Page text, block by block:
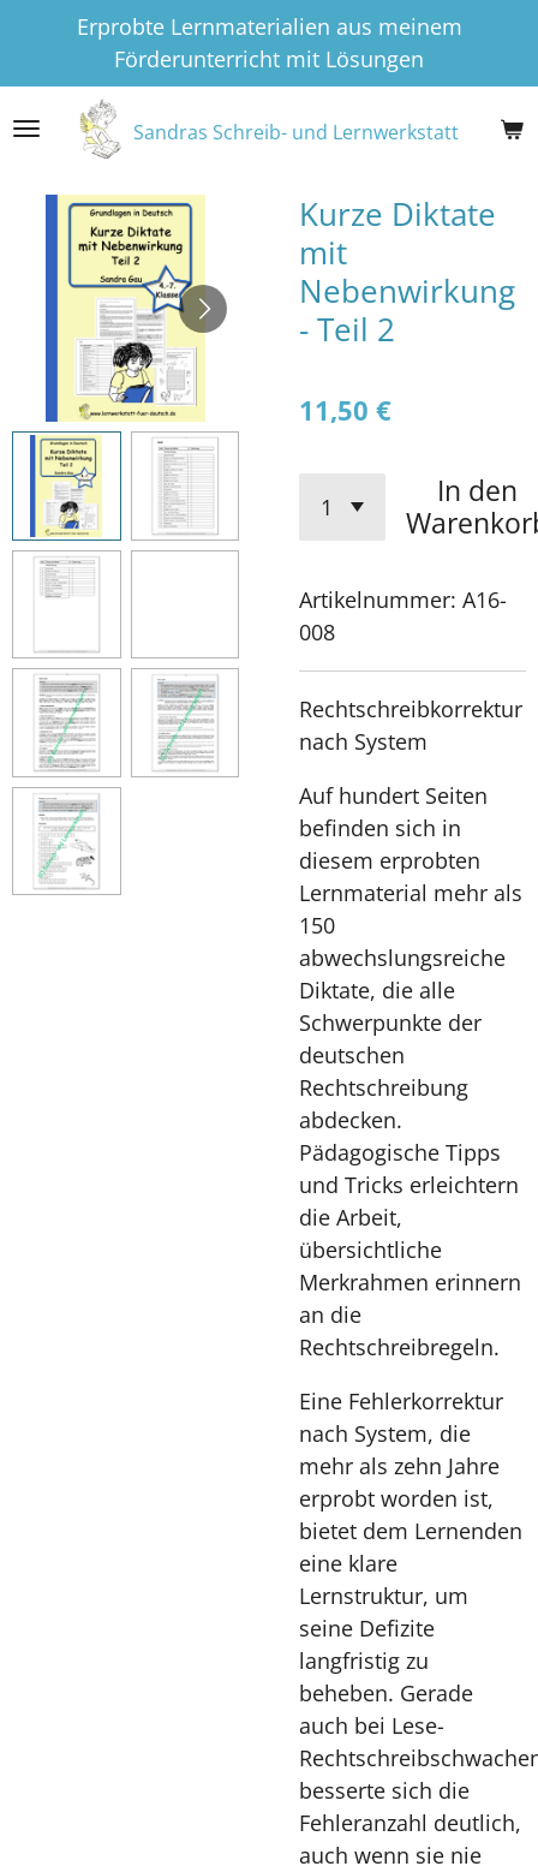
Hauptinhalt
springen
Sandras Schreib- und Lernwerkstatt
Erprobte Lernmaterialien aus meinem
Förderunterricht mit Lösungen
Kurze Diktate
mit
Nebenwirkung
- Teil 2
11,50 €
In den
Artikelnummer: A16-
008
Rechtschreibkorrektur
nach System
Auf hundert Seiten
befinden sich in
diesem erprobten
Lernmaterial mehr als
150
abwechslungsreiche
Diktate, die alle
Schwerpunkte der
deutschen
Rechtschreibung
abdecken.
Pädagogische Tipps
und Tricks erleichtern
die Arbeit,
übersichtliche
Merkrahmen erinnern
an die
Rechtschreibregeln.
Eine Fehlerkorrektur
nach System, die
mehr als zehn Jahre
erprobt worden ist,
bietet dem Lernenden
eine klare
Lernstruktur, um
seine Defizite
langfristig zu
beheben. Gerade
auch bei Lese-
besserte sich die
Fehleranzahl deutlich,
auch wenn sie nie